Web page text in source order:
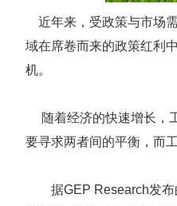
近年来，受政策与市场
域在席卷而来的政策红利
机。
随着经济的快速增长，
要寻求两者间的平衡，而
据GEP Research发布